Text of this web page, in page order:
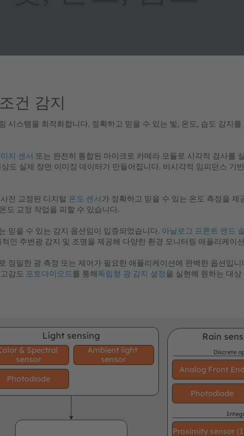
건 감지
시스템을 최적화합니다. 정확하고 믿을 수 있는 빛, 온도, 습도 감지
지 센서 또는 완전히 통합된 마이크로 카메라 모듈로 시각적 검사를
도 실제 장면 이미징 데이터가 만들어집니다. 비시각적 임피던스 기반
전 교정된 디지털 온도 센서가 정확하고 믿을 수 있는 온도 측정을
도 교정 작업을 피할 수 있습니다.
믿을 수 있는 감지 옵션임이 입증되었습니다. 아날로그 프론트 엔드
인 주변광 감지 및 조명을 제공해 다양한 환경 모니터링 애플리케이
정밀한 광 측정 또는 제어가 필요한 애플리케이션에 완벽한 옵션입
감도 포토다이오드를 통해독립형 광 감지 설정을 실현해 원하는 대
Light sensing
Ambient light
sensor
Photodiode
& Spectral
sensor
Rain
Proximity sensor
Discrete
Analog Front End
Photodiode